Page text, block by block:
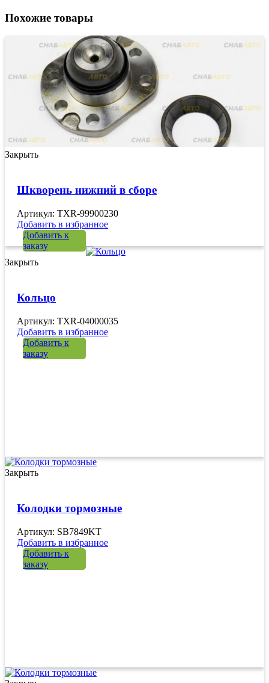
Похожие товары
Закрыть
Шкворень нижний в сборе
Артикул: TXR-99900230
Добавить в избранное
Добавить к
заказу
Закрыть
Кольцо
Артикул: TXR-04000035
Добавить в избранное
Добавить к
заказу
Закрыть
Колодки тормозные
Артикул: SB7849KT
Добавить в избранное
Добавить к
заказу